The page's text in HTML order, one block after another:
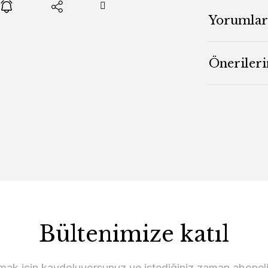
Yorumlar
Bültenimize katıl